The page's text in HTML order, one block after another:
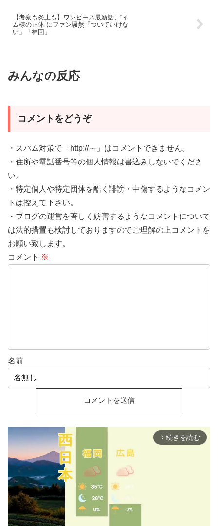
【考察も炎上も】ワンピース最新話、“イ
ム様の正体”にファン騒然「ついていけな
い」「神回」
みんなの反応
コメントをどうぞ
・スパム対策で「http://～」はコメントできません。
・住所や電話番号等の個人情報は書込みしないでくださ
い。
・特定個人や特定団体を酷く誹謗・中傷するようなコメン
トは控えて下さい。
・ブログの運営を著しく妨害するようなコメントについて
は法的措置も検討しておりますのでご理解の上コメントを
お願い致します。
コメント ※
名前
arrow_forward_ios 続きを読む